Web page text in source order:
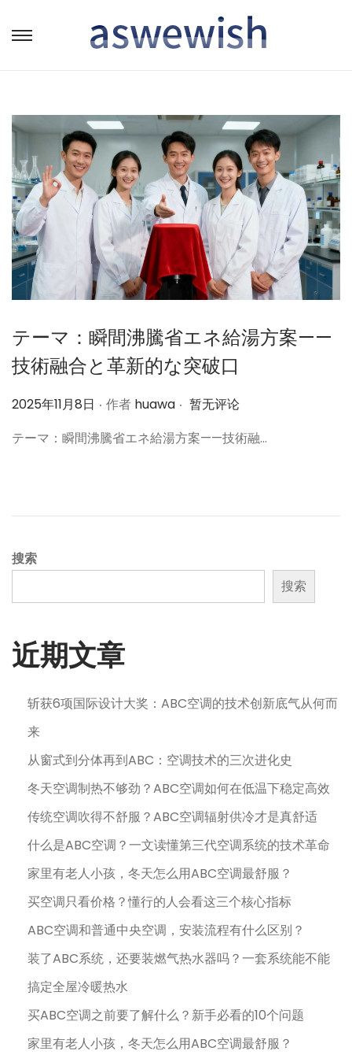
转
航
跳
容
テーマ：瞬間沸騰省エネ給湯方案——
技術融合と革新的な突破口
作
2025年11月8日 . 作者 huawa . 暂无评论
テーマ：瞬間沸騰省エネ給湯方案——技術融…
搜索
搜索
近期文章
斩获6项国际设计大奖：ABC空调的技术创新底气从何而
来
从窗式到分体再到ABC：空调技术的三次进化史
冬天空调制热不够劲？ABC空调如何在低温下稳定高效
传统空调吹得不舒服？ABC空调辐射供冷才是真舒适
什么是ABC空调？一文读懂第三代空调系统的技术革命
家里有老人小孩，冬天怎么用ABC空调最舒服？
买空调只看价格？懂行的人会看这三个核心指标
ABC空调和普通中央空调，安装流程有什么区别？
装了ABC系统，还要装燃气热水器吗？一套系统能不能
搞定全屋冷暖热水
买ABC空调之前要了解什么？新手必看的10个问题
家里有老人小孩，冬天怎么用ABC空调最舒服？